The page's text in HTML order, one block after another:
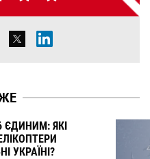
ЄДИНИМ: ЯКІ
УКРАЇНІ?